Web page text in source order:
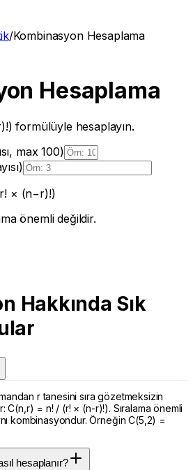
/Kombinasyon Hesaplama
Hesaplama
formülüyle hesaplayın.
max 100)
× (n−r)!)
önemli değildir.
Hakkında Sık
r tanesini sıra gözetmeksizin
C(n,r) = n! / (r! × (n-r)!). Sıralama önemli
kombinasyondur. Örneğin C(5,2) =
hesaplanır?